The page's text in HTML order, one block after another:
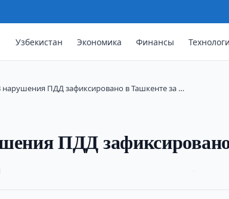
Узбекистан Экономика Финансы
нарушения ПДД зафиксировано в Ташкенте за …
ПДД